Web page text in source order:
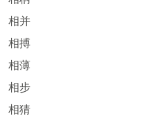
相并
相搏
相薄
相步
相猜